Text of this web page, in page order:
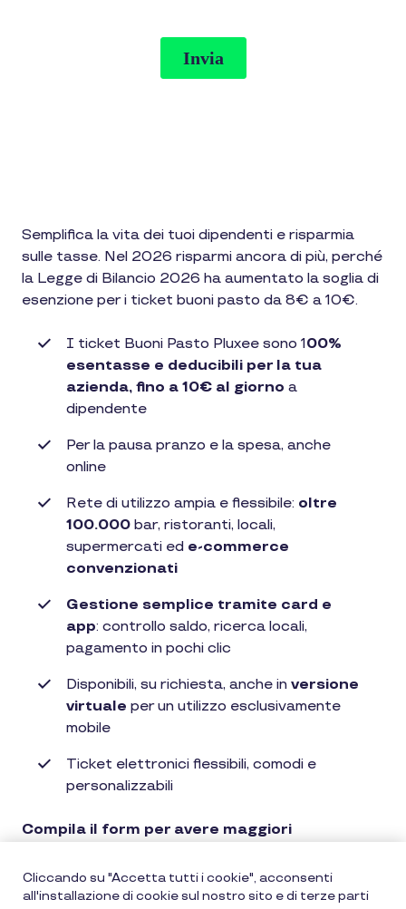
Semplifica la vita dei tuoi dipendenti e risparmia
sulle tasse. Nel 2026 risparmi ancora di più, perché
la Legge di Bilancio 2026 ha aumentato la soglia di
esenzione per i ticket buoni pasto da 8€ a 10€.
I ticket Buoni Pasto Pluxee sono 100%
esentasse e deducibili per la tua
azienda, fino a 10€ al giorno a
dipendente
Per la pausa pranzo e la spesa, anche
online
Rete di utilizzo ampia e flessibile: oltre
100.000 bar, ristoranti, locali,
supermercati ed e-commerce
convenzionati
Gestione semplice tramite card e
app: controllo saldo, ricerca locali,
pagamento in pochi clic
Disponibili, su richiesta, anche in versione
virtuale per un utilizzo esclusivamente
mobile
Ticket elettronici flessibili, comodi e
personalizzabili
Compila il form per avere maggiori
mensa per la tua Azienda
Cliccando su "Accetta tutti i cookie", acconsenti
all'installazione di cookie sul nostro sito e di terze parti